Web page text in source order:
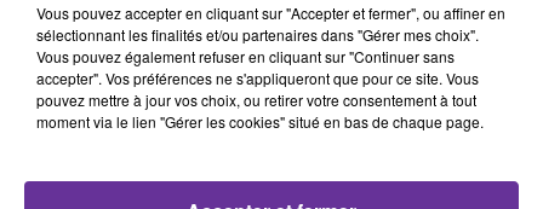
"Humani’Terre" est une association humanitaire
française qui vient en aide aux populations en
détresse.Sa préoccupation première est d’assurer les
besoins fondamentaux des familles nécessiteuses et
Vous pouvez accepter en cliquant sur "Accepter et fermer", ou affiner en
sélectionnant les finalités et/ou partenaires dans "Gérer mes choix".
Vous pouvez également refuser en cliquant sur "Continuer sans
accepter". Vos préférences ne s'appliqueront que pour ce site. Vous
pouvez mettre à jour vos choix, ou retirer votre consentement à tout
moment via le lien "Gérer les cookies" situé en bas de chaque page.